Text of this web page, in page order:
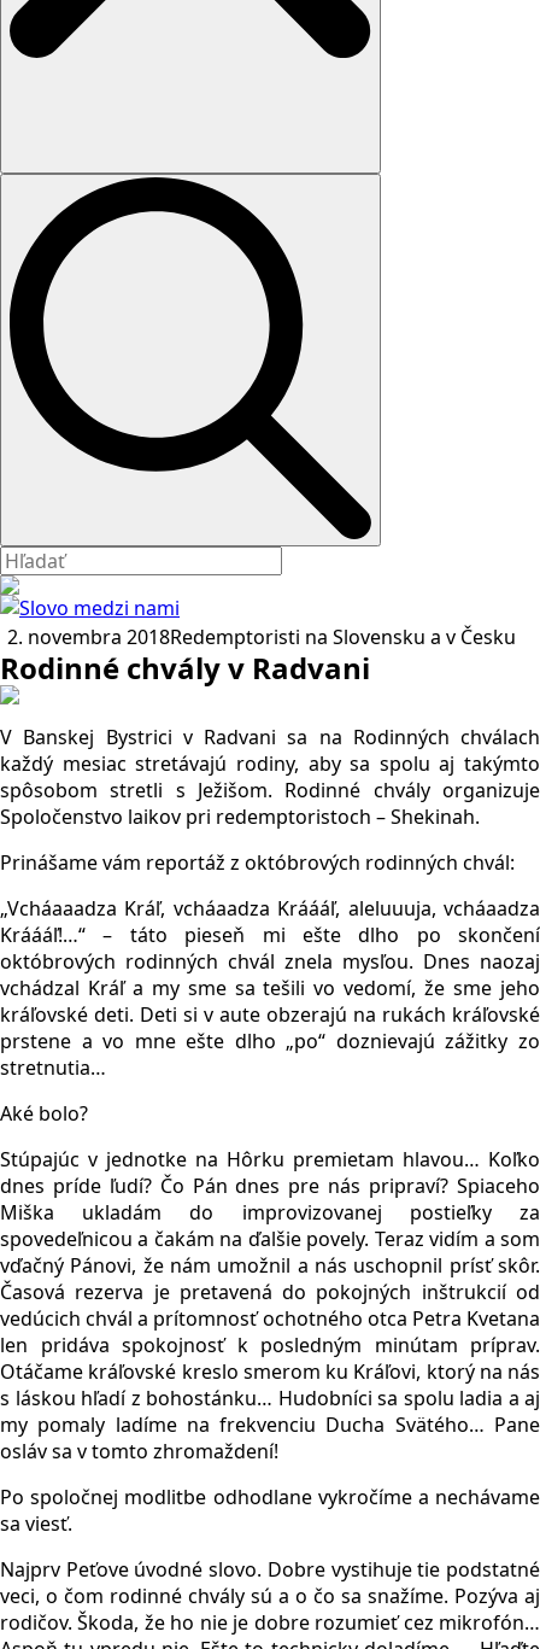
2. novembra 2018Redemptoristi na Slovensku a v Česku
Rodinné chvály v Radvani
V Banskej Bystrici v Radvani sa na Rodinných chválach
každý mesiac stretávajú rodiny, aby sa spolu aj takýmto
spôsobom stretli s Ježišom. Rodinné chvály organizuje
Spoločenstvo laikov pri redemptoristoch – Shekinah.
Prinášame vám reportáž z októbrových rodinných chvál:
„Vcháaaadza Kráľ, vcháaadza Kráááľ, aleluuuja, vcháaadza
Kráááľ!…“ – táto pieseň mi ešte dlho po skončení
októbrových rodinných chvál znela mysľou. Dnes naozaj
vchádzal Kráľ a my sme sa tešili vo vedomí, že sme jeho
kráľovské deti. Deti si v aute obzerajú na rukách kráľovské
prstene a vo mne ešte dlho „po“ doznievajú zážitky zo
stretnutia…
Aké bolo?
Stúpajúc v jednotke na Hôrku premietam hlavou… Koľko
dnes príde ľudí? Čo Pán dnes pre nás pripraví? Spiaceho
Miška ukladám do improvizovanej postieľky za
spovedeľnicou a čakám na ďalšie povely. Teraz vidím a som
vďačný Pánovi, že nám umožnil a nás uschopnil prísť skôr.
Časová rezerva je pretavená do pokojných inštrukcií od
vedúcich chvál a prítomnosť ochotného otca Petra Kvetana
len pridáva spokojnosť k posledným minútam príprav.
Otáčame kráľovské kreslo smerom ku Kráľovi, ktorý na nás
s láskou hľadí z bohostánku… Hudobníci sa spolu ladia a aj
my pomaly ladíme na frekvenciu Ducha Svätého… Pane
osláv sa v tomto zhromaždení!
Po spoločnej modlitbe odhodlane vykročíme a nechávame
sa viesť.
Najprv Peťove úvodné slovo. Dobre vystihuje tie podstatné
veci, o čom rodinné chvály sú a o čo sa snažíme. Pozýva aj
rodičov. Škoda, že ho nie je dobre rozumieť cez mikrofón…